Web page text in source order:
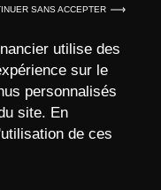
SANS ACCEPTER
utilise des
sur le
personnalisés
site. En
de ces